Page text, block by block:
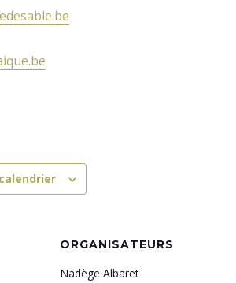
ORGANISATEURS
Nadège Albaret